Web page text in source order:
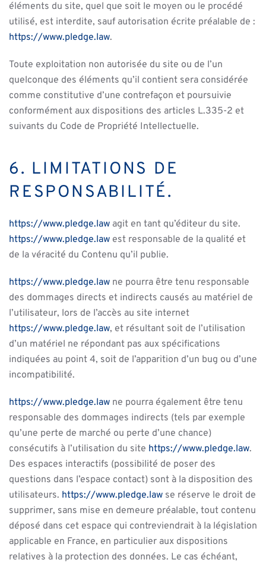
éléments du site, quel que soit le moyen ou le procédé
utilisé, est interdite, sauf autorisation écrite préalable de :
https://www.pledge.law.
Toute exploitation non autorisée du site ou de l’un
quelconque des éléments qu’il contient sera considérée
comme constitutive d’une contrefaçon et poursuivie
conformément aux dispositions des articles L.335-2 et
suivants du Code de Propriété Intellectuelle.
6. LIMITATIONS DE
RESPONSABILITÉ.
https://www.pledge.law agit en tant qu’éditeur du site.
https://www.pledge.law est responsable de la qualité et
de la véracité du Contenu qu’il publie.
https://www.pledge.law ne pourra être tenu responsable
des dommages directs et indirects causés au matériel de
l’utilisateur, lors de l’accès au site internet
https://www.pledge.law, et résultant soit de l’utilisation
d’un matériel ne répondant pas aux spécifications
indiquées au point 4, soit de l’apparition d’un bug ou d’une
incompatibilité.
https://www.pledge.law ne pourra également être tenu
responsable des dommages indirects (tels par exemple
qu’une perte de marché ou perte d’une chance)
consécutifs à l’utilisation du site https://www.pledge.law.
Des espaces interactifs (possibilité de poser des
questions dans l’espace contact) sont à la disposition des
utilisateurs. https://www.pledge.law se réserve le droit de
supprimer, sans mise en demeure préalable, tout contenu
déposé dans cet espace qui contreviendrait à la législation
applicable en France, en particulier aux dispositions
relatives à la protection des données. Le cas échéant,